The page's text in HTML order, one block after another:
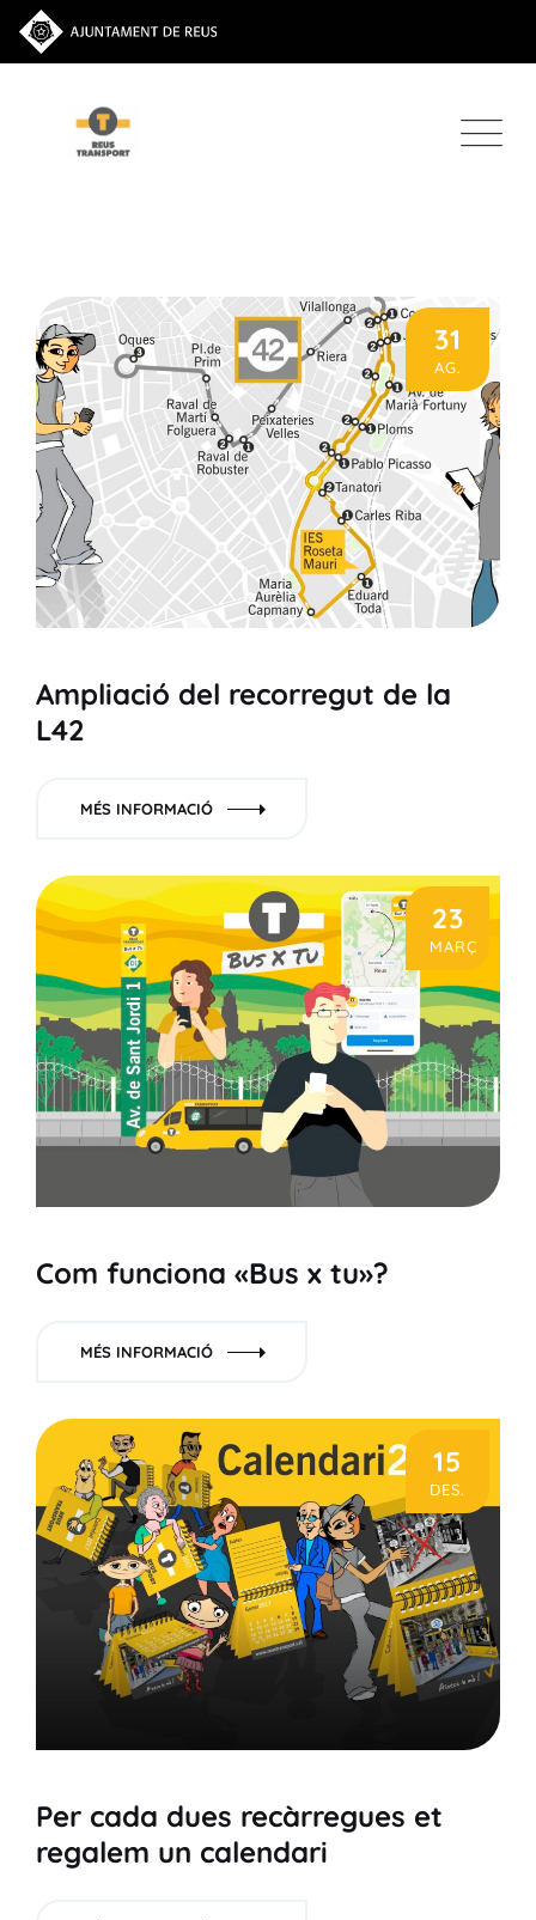
31
AG.
Ampliació del recorregut de la
L42
MÉS INFORMACIÓ
23
MARÇ
Com funciona «Bus x tu»?
MÉS INFORMACIÓ
15
DES.
Per cada dues recàrregues et
regalem un calendari